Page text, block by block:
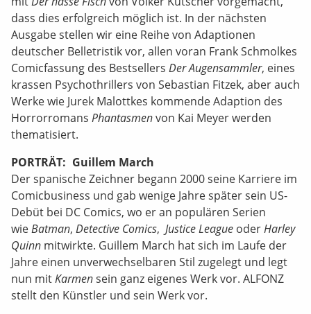
dass dies erfolgreich möglich ist. In der nächsten
Ausgabe stellen wir eine Reihe von Adaptionen
deutscher Belletristik vor, allen voran Frank Schmolkes
Comicfassung des Bestsellers Der Augensammler, eines
krassen Psychothrillers von Sebastian Fitzek, aber auch
Werke wie Jurek Malottkes kommende Adaption des
Horrorromans Phantasmenvon Kai Meyer werden
thematisiert.
PORTRÄT: Guillem March
Der spanische Zeichner begann 2000 seine Karriere im
Comicbusiness und gab wenige Jahre später sein US-
Debüt bei DC Comics, wo er an populären Serien
wieBatman, Detective Comics, Justice League oderHarley
Quinn mitwirkte. Guillem March hat sich im Laufe der
Jahre einen unverwechselbaren Stil zugelegt und legt
nun mitKarmensein ganz eigenes Werk vor. ALFONZ
stellt den Künstler und sein Werk vor.